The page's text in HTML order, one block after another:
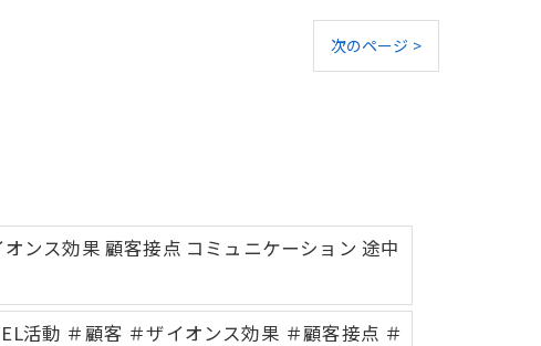
次のページ >
ンス効果 顧客接点 コミュニケーション 途中
活動 ＃顧客 ＃ザイオンス効果 ＃顧客接点 ＃